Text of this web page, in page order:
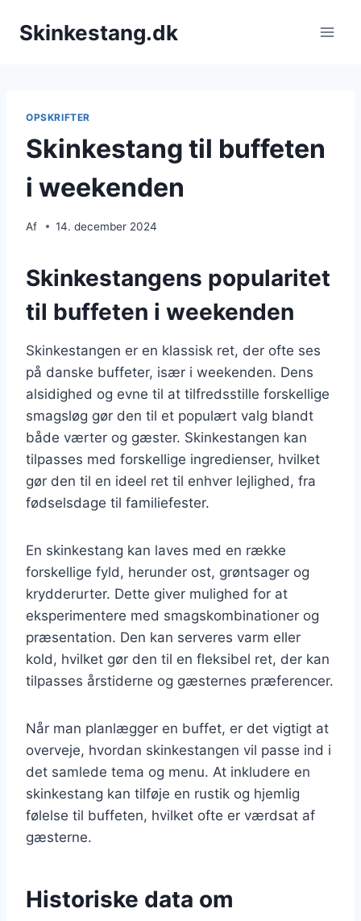
Skinkestang.dk
OPSKRIFTER
Skinkestang til buffeten
i weekenden
Af 14. december 2024
Skinkestangens popularitet
til buffeten i weekenden
Skinkestangen er en klassisk ret, der ofte ses
på danske buffeter, især i weekenden. Dens
alsidighed og evne til at tilfredsstille forskellige
smagsløg gør den til et populært valg blandt
både værter og gæster. Skinkestangen kan
tilpasses med forskellige ingredienser, hvilket
gør den til en ideel ret til enhver lejlighed, fra
fødselsdage til familiefester.
En skinkestang kan laves med en række
forskellige fyld, herunder ost, grøntsager og
krydderurter. Dette giver mulighed for at
eksperimentere med smagskombinationer og
præsentation. Den kan serveres varm eller
kold, hvilket gør den til en fleksibel ret, der kan
tilpasses årstiderne og gæsternes præferencer.
Når man planlægger en buffet, er det vigtigt at
overveje, hvordan skinkestangen vil passe ind i
det samlede tema og menu. At inkludere en
skinkestang kan tilføje en rustik og hjemlig
følelse til buffeten, hvilket ofte er værdsat af
gæsterne.
Historiske data om